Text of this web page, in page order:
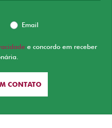
Email
e concordo em receber
CONTATO